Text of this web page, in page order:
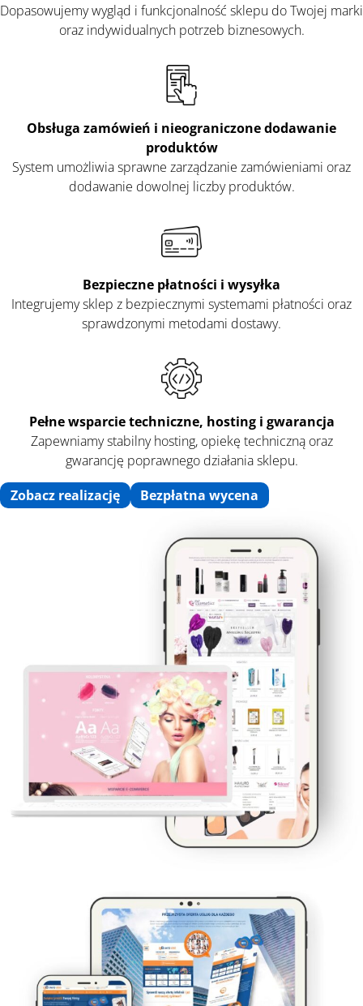
Dopasowujemy wygląd i funkcjonalność sklepu do Twojej marki
oraz indywidualnych potrzeb biznesowych.
Obsługa zamówień i nieograniczone dodawanie
produktów
System umożliwia sprawne zarządzanie zamówieniami oraz
dodawanie dowolnej liczby produktów.
Bezpieczne płatności i wysyłka
Integrujemy sklep z bezpiecznymi systemami płatności oraz
sprawdzonymi metodami dostawy.
Pełne wsparcie techniczne, hosting i gwarancja
Zapewniamy stabilny hosting, opiekę techniczną oraz
gwarancję poprawnego działania sklepu.
Zobacz realizację
Bezpłatna wycena